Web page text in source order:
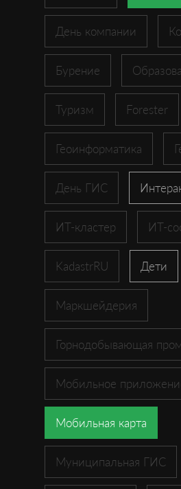
День компании
Бурение
Туризм Forester
Геоинформатика
День ГИС
ИТ-кластер ИТ-
KadastrRU Дети
Маркшейдерия
Горнодобывающая
Мобильное
Мобильная карта
Муниципальная ГИС